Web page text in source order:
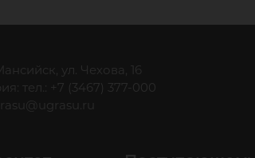
ул. Чехова, 16
тел.: +7 (3467) 377-000